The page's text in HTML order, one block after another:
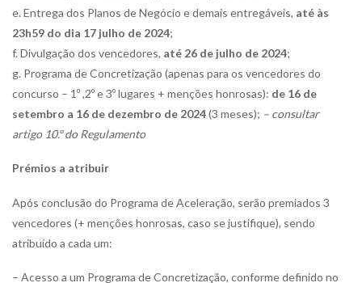
Entrega dos Planos de Negócio e demais entregáveis, até às
23h59 do dia 17 julho de 2024;
Divulgação dos vencedores, até 26 de julho de 2024;
Programa de Concretização (apenas para os vencedores do
concurso – 1º ,2º e 3º lugares + menções honrosas): de 16 de
setembro a 16 de dezembro de 2024(3 meses); – consultar
artigo 10.º do Regulamento
Prémios a atribuir
Após conclusão do Programa de Aceleração, serão premiados 3
vencedores (+ menções honrosas, caso se justifique), sendo
atribuído a cada um:
– Acesso a um Programa de Concretização, conforme definido no